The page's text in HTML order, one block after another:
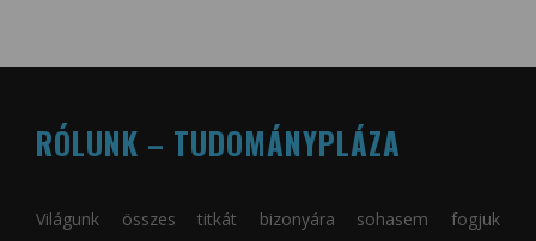
RÓLUNK – TUDOMÁNYPLÁZA
Világunk összes titkát bizonyára sohasem fogjuk